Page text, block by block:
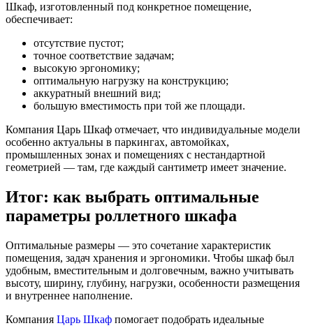
Шкаф, изготовленный под конкретное помещение,
обеспечивает:
отсутствие пустот;
точное соответствие задачам;
высокую эргономику;
оптимальную нагрузку на конструкцию;
аккуратный внешний вид;
большую вместимость при той же площади.
Компания Царь Шкаф отмечает, что индивидуальные модели
особенно актуальны в паркингах, автомойках,
промышленных зонах и помещениях с нестандартной
геометрией — там, где каждый сантиметр имеет значение.
Итог: как выбрать оптимальные
параметры роллетного шкафа
Оптимальные размеры — это сочетание характеристик
помещения, задач хранения и эргономики. Чтобы шкаф был
удобным, вместительным и долговечным, важно учитывать
высоту, ширину, глубину, нагрузки, особенности размещения
и внутреннее наполнение.
Компания Царь Шкаф помогает подобрать идеальные